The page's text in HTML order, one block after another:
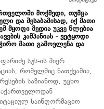
მოქმედი, თუმცა
და შესაბამისად, იქ მათი
მყოფი მედია უკვე წლებია
კამპანიას - ვეტყოდი
მათი გამოვლენა და
სუს-ის მიერ
რომელშიც ნათქვამია,
საზიანოდ, უცხო
საინფორმაციო